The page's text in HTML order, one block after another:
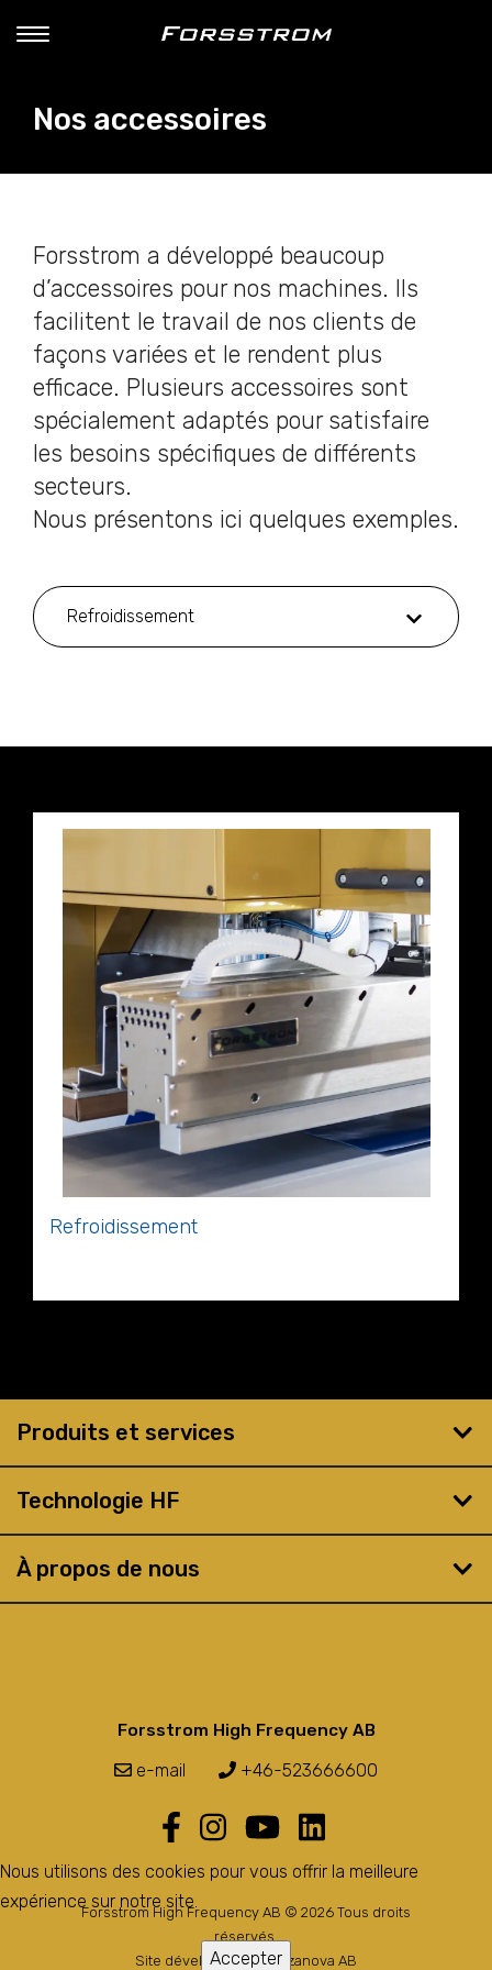
Nos accessoires
Forsstrom a développé beaucoup
d’accessoires pour nos machines. Ils
facilitent le travail de nos clients de
façons variées et le rendent plus
efficace. Plusieurs accessoires sont
spécialement adaptés pour satisfaire
les besoins spécifiques de différents
secteurs.
Nous présentons ici quelques exemples.
Refroidissement
Refroidissement
Produits et services
Technologie HF
À propos de nous
Forsstrom High Frequency AB
e-mail +46-523666600
Forsstrom High Frequency AB © 2026 Tous droits
réservés.
Site développé parBozzanova AB
Nous utilisons des cookies pour vous offrir la meilleure
expérience sur notre site.
Accepter